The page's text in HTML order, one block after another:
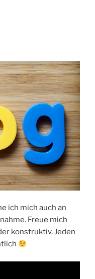
ich mich auch an
Freue mich
konstruktiv. Jeden